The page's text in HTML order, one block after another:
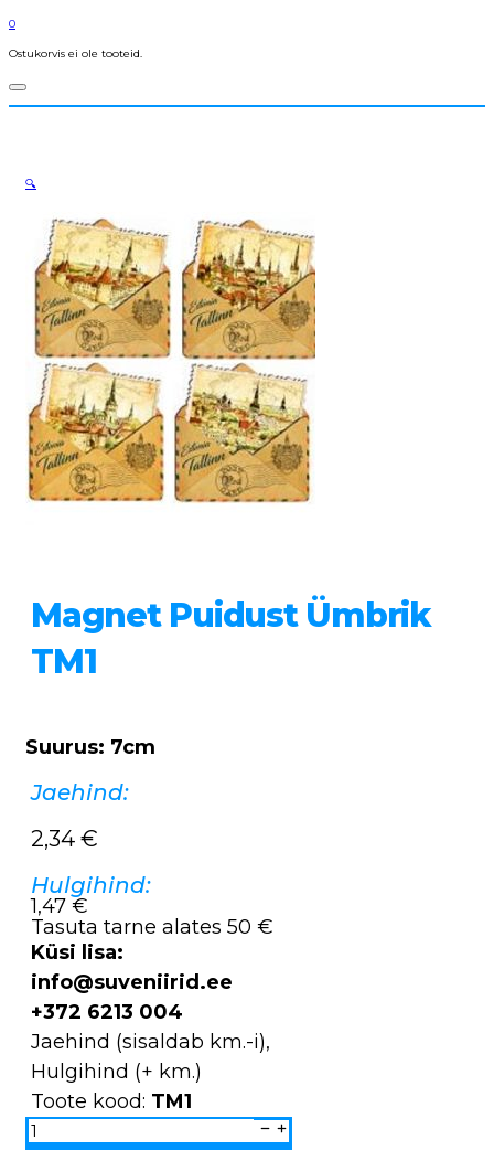
0
Ostukorvis ei ole tooteid.
Magnet Puidust Ümbrik
TM1
Suurus: 7cm
Jaehind:
2,34 €
Hulgihind:
1,47 €
Tasuta tarne alates 50 €
Küsi lisa:
info@suveniirid.ee
+372 6213 004
Jaehind (sisaldab km.-i),
Hulgihind (+ km.)
Toote kood: TM1
Magnet
puidust
ümbrik
🔍